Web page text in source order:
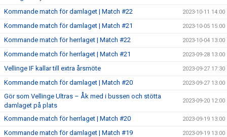
Kommande match för damlaget | Match #22 2023-10-11 14:00
Kommande match för damlaget | Match #21 2023-10-05 15:00
Kommande match för herrlaget | Match #22 2023-10-04 13:00
Kommande match för herrlaget | Match #21 2023-09-28 13:00
Vellinge IF kallar till extra årsmöte 2023-09-27 17:30
Kommande match för damlaget | Match #20 2023-09-27 13:00
Gör som Vellinge Ultras – Åk med i bussen och stötta
damlaget på plats
2023-09-20 12:00
Kommande match för herrlaget | Match #20 2023-09-19 13:00
Kommande match för damlaget | Match #19 2023-09-19 13:00